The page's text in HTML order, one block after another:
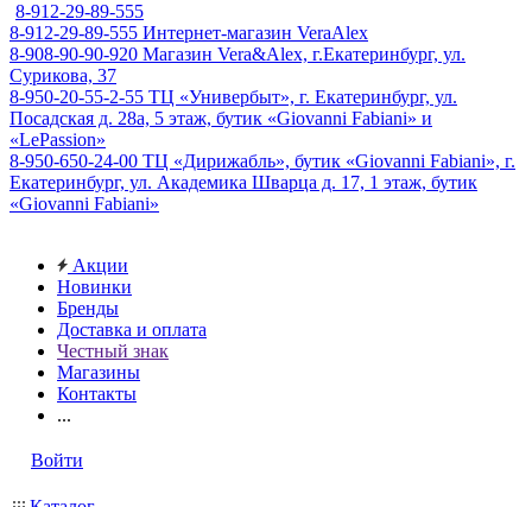
8-912-29-89-555
8-912-29-89-555 Интернет-магазин VeraAlex
8-908-90-90-920 Магазин Vera&Alex, г.Екатеринбург, ул.
Сурикова, 37
8-950-20-55-2-55 ТЦ «Универбыт», г. Екатеринбург, ул.
Посадская д. 28а, 5 этаж, бутик «Giovanni Fabiani» и
«LePassion»
8-950-650-24-00 ТЦ «Дирижабль», бутик «Giovanni Fabiani», г.
Екатеринбург, ул. Академика Шварца д. 17, 1 этаж, бутик
«Giovanni Fabiani»
Акции
Новинки
Бренды
Доставка и оплата
Честный знак
Магазины
Контакты
...
Войти